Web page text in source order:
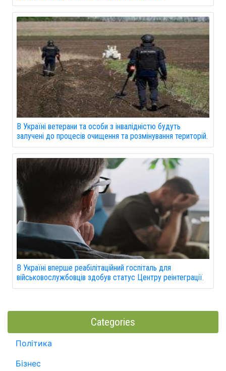
В Україні ветерани та особи з інвалідністю будуть
залучені до процесів очищення та розмінування територій.
В Україні вперше реабілітаційний госпіталь для
військовослужбовців здобув статус Центру реінтеграції.
Categories
Політика
Бізнес